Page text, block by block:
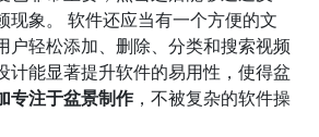
现象。 软件还应当有一个方便的文
户轻松添加、删除、分类和搜索视频
计能显著提升软件的易用性，使得盆
专注于盆景制作，不被复杂的软件操